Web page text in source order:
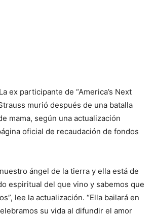
ex participante de “America’s Next
murió después de una batalla
mama, según una actualización
oficial de recaudación de fondos
ángel de la tierra y ella está de
espiritual del que vino y sabemos que
lee la actualización. “Ella bailará en
su vida al difundir el amor